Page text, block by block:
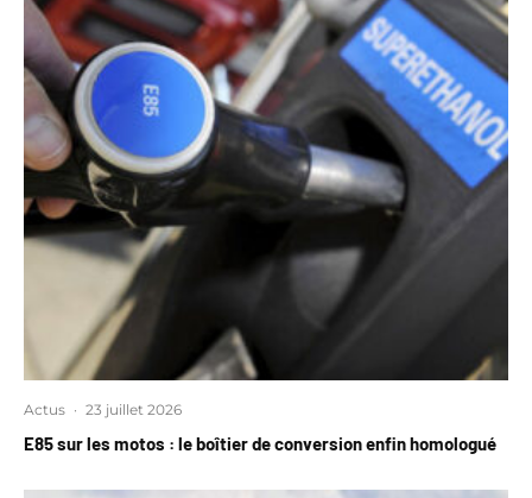
Actus · 23 juillet 2026
E85 sur les motos : le boîtier de conversion enfin homologué